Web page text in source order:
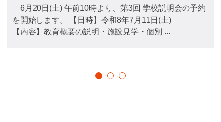
6月20日(土) 午前10時より、第3回 学校説明会の予約
を開始します。 【日時】令和8年7月11日(土)
【内容】教育概要の説明・施設見学・個別 ...